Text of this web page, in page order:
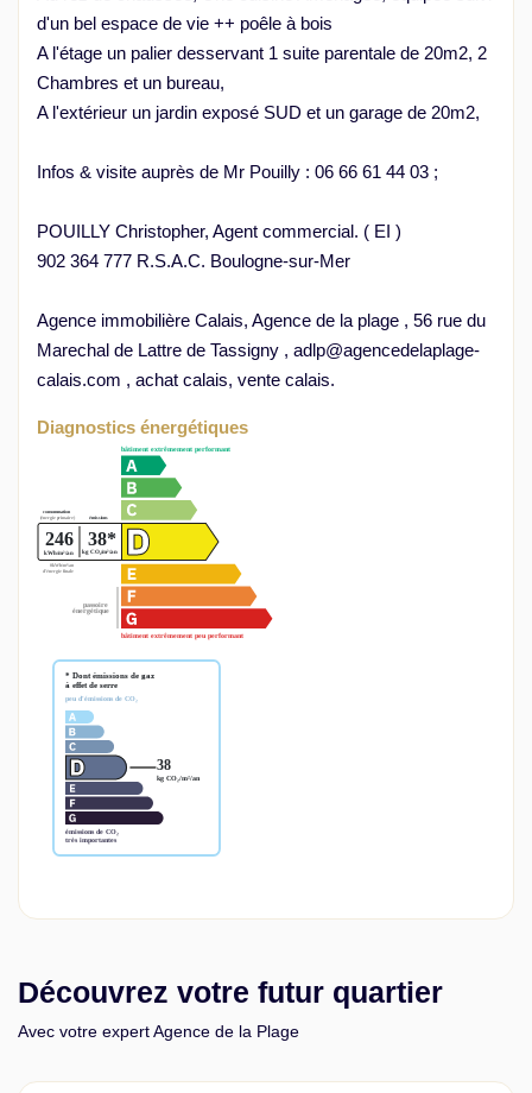
d'un bel espace de vie ++ poêle à bois
A l'étage un palier desservant 1 suite parentale de 20m2, 2
Chambres et un bureau,
A l'extérieur un jardin exposé SUD et un garage de 20m2,
Infos & visite auprès de Mr Pouilly : 06 66 61 44 03 ;
POUILLY Christopher, Agent commercial. ( EI )
902 364 777 R.S.A.C. Boulogne-sur-Mer
Agence immobilière Calais, Agence de la plage , 56 rue du
Marechal de Lattre de Tassigny , adlp@agencedelaplage-
calais.com , achat calais, vente calais.
Diagnostics énergétiques
Découvrez votre futur quartier
Avec votre expert Agence de la Plage